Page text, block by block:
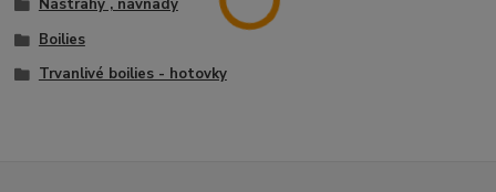
Nástrahy , návnady
Boilies
Trvanlivé boilies - hotovky